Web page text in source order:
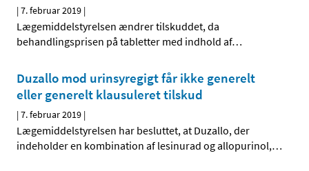
|7. februar 2019 |
Lægemiddelstyrelsen ændrer tilskuddet, da
behandlingsprisen på tabletter med indhold af…
Duzallo mod urinsyregigt får ikke generelt
eller generelt klausuleret tilskud
|7. februar 2019 |
Lægemiddelstyrelsen har besluttet, at Duzallo, der
indeholder en kombination af lesinurad og allopurinol,…